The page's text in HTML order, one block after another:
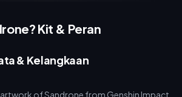
Kit & Peran
& Kelangkaan